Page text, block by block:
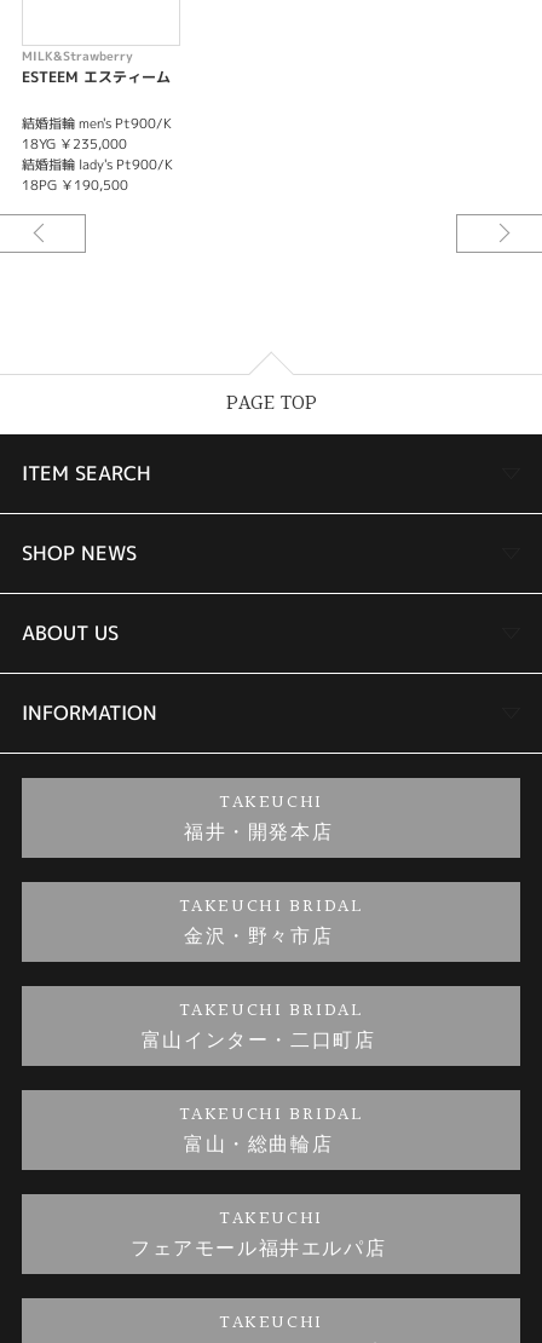
MILK&Strawberry
ESTEEM エスティーム
結婚指輪 men's Pt900/K
18YG ￥235,000
結婚指輪 lady's Pt900/K
18PG ￥190,500
PAGE TOP
ITEM SEARCH
婚約指輪
結婚指輪
セットリング
婚約ネックレス
金・プラチナのお取引
SHOP NEWS
TAKEUCHI BRIDAL金沢本店情報
商品一覧
ブランドリスト
金澤指輪工房｜手作りペアリング
金澤指輪工房｜手作り結婚指輪 and 婚約指輪
金澤指輪工房｜手作り婚約指輪プロポーズプラン
ABOUT US
会社概要
お客様の声
INFORMATION
プライバシーポリシー
TAKEUCHI
福井・開発本店
TAKEUCHI BRIDAL
金沢・野々市店
TAKEUCHI BRIDAL
富山インター・二口町店
TAKEUCHI BRIDAL
富山・総曲輪店
TAKEUCHI
フェアモール福井エルパ店
TAKEUCHI